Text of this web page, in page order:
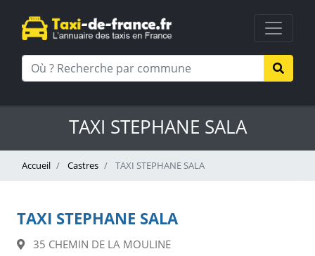
TAXI STEPHANE SALA
Accueil Castres TAXI STEPHANE SALA
TAXI STEPHANE SALA
35 CHEMIN DE LA MOULINE